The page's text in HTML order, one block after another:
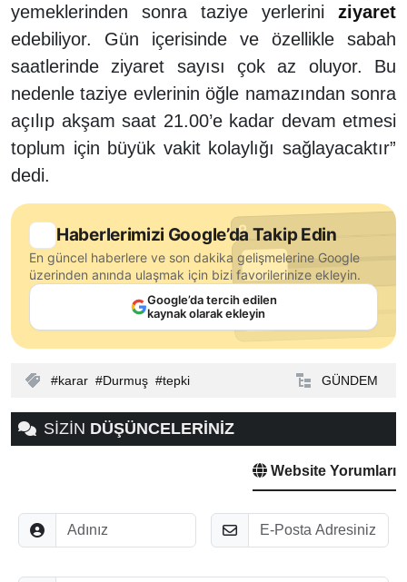
yemeklerinden sonra taziye yerlerini ziyaret
edebiliyor. Gün içerisinde ve özellikle sabah
saatlerinde ziyaret sayısı çok az oluyor. Bu
nedenle taziye evlerinin öğle namazından sonra
açılıp akşam saat 21.00’e kadar devam etmesi
toplum için büyük vakit kolaylığı sağlayacaktır”
dedi.
Haberlerimizi Google’da Takip Edin
En güncel haberlere ve son dakika gelişmelerine Google
üzerinden anında ulaşmak için bizi favorilerinize ekleyin.
Google’da tercih edilen
kaynak olarak ekleyin
karar Durmuş tepki GÜNDEM
SİZİN DÜŞÜNCELERİNİZ
Website Yorumları
Adınız E-Posta